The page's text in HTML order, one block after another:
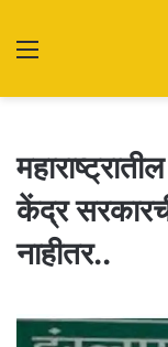
केंद्र
नाहीतर..